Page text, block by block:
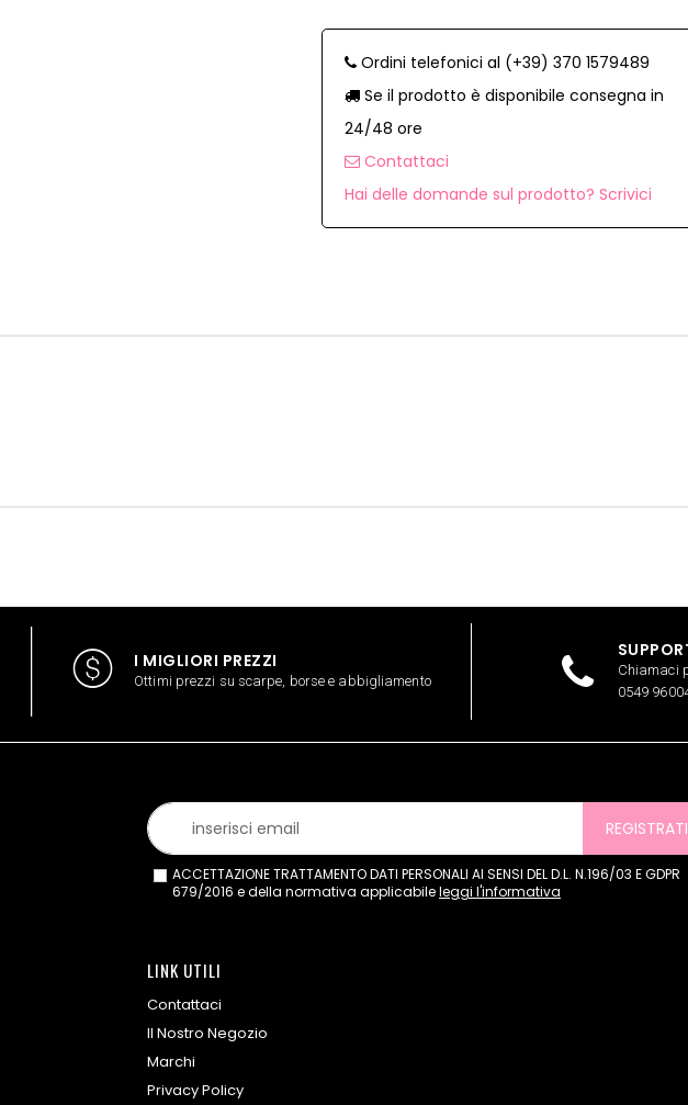
Ordini telefonici al (+39) 370 1579489
Se il prodotto è disponibile consegna in
24/48 ore
Contattaci
Hai delle domande sul prodotto? Scrivici
I MIGLIORI PREZZI
Ottimi prezzi su scarpe, borse e abbigliamento
Chiamaci
0549
REGISTRATI
ACCETTAZIONE TRATTAMENTO DATI PERSONALI AI SENSI DEL D.L. N.196/03 E GDPR
679/2016 e della normativa applicabileleggi l'informativa
LINK UTILI
Contattaci
Il Nostro Negozio
Marchi
Privacy Policy